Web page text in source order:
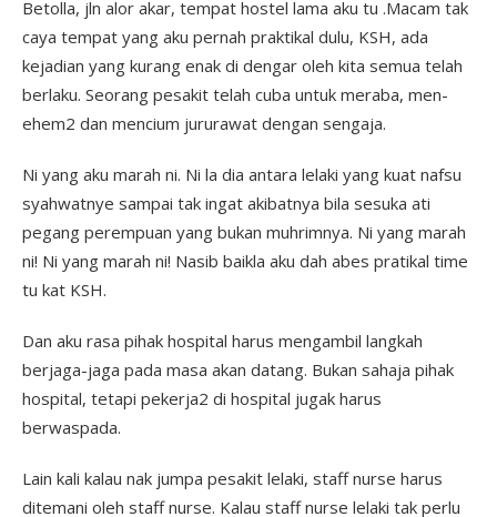
Betolla, jln alor akar, tempat hostel lama aku tu .Macam tak
caya tempat yang aku pernah praktikal dulu, KSH, ada
kejadian yang kurang enak di dengar oleh kita semua telah
berlaku. Seorang pesakit telah cuba untuk meraba, men-
ehem2 dan mencium jururawat dengan sengaja.
Ni yang aku marah ni. Ni la dia antara lelaki yang kuat nafsu
syahwatnye sampai tak ingat akibatnya bila sesuka ati
pegang perempuan yang bukan muhrimnya. Ni yang marah
ni! Ni yang marah ni! Nasib baikla aku dah abes pratikal time
tu kat KSH.
Dan aku rasa pihak hospital harus mengambil langkah
berjaga-jaga pada masa akan datang. Bukan sahaja pihak
hospital, tetapi pekerja2 di hospital jugak harus
berwaspada.
Lain kali kalau nak jumpa pesakit lelaki, staff nurse harus
ditemani oleh staff nurse. Kalau staff nurse lelaki tak perlu